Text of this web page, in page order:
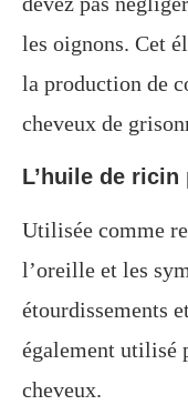
les oignons. Cet
la production de
cheveux de
L’huile de
Utilisée comme
l’oreille et les
étourdissements
également utilisé
cheveux.